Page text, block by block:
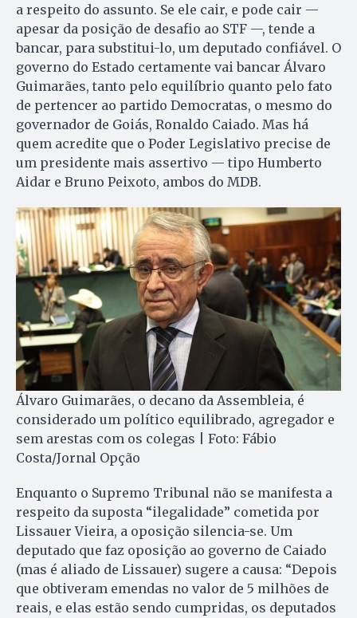
a respeito do assunto. Se ele cair, e pode cair —
apesar da posição de desafio ao STF —, tende a
bancar, para substitui-lo, um deputado confiável. O
governo do Estado certamente vai bancar Álvaro
Guimarães, tanto pelo equilíbrio quanto pelo fato
de pertencer ao partido Democratas, o mesmo do
governador de Goiás, Ronaldo Caiado. Mas há
quem acredite que o Poder Legislativo precise de
um presidente mais assertivo — tipo Humberto
Aidar e Bruno Peixoto, ambos do MDB.
Álvaro Guimarães, o decano da Assembleia, é
considerado um político equilibrado, agregador e
sem arestas com os colegas | Foto: Fábio
Costa/Jornal Opção
Enquanto o Supremo Tribunal não se manifesta a
respeito da suposta “ilegalidade” cometida por
Lissauer Vieira, a oposição silencia-se. Um
deputado que faz oposição ao governo de Caiado
(mas é aliado de Lissauer) sugere a causa: “Depois
que obtiveram emendas no valor de 5 milhões de
reais, e elas estão sendo cumpridas, os deputados